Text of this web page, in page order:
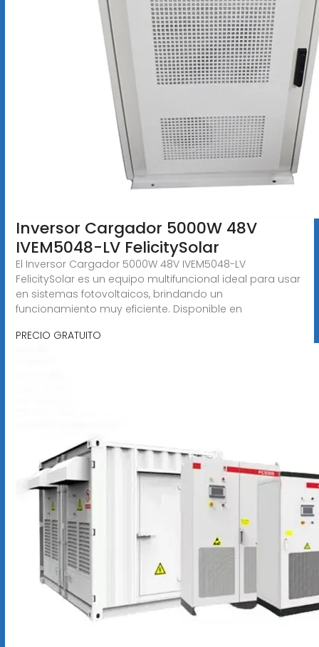
Inversor Cargador 5000W 48V
IVEM5048-LV FelicitySolar
El Inversor Cargador 5000W 48V IVEM5048-LV
FelicitySolar es un equipo multifuncional ideal para usar
en sistemas fotovoltaicos, brindando un
funcionamiento muy eficiente. Disponible en
PRECIO GRATUITO